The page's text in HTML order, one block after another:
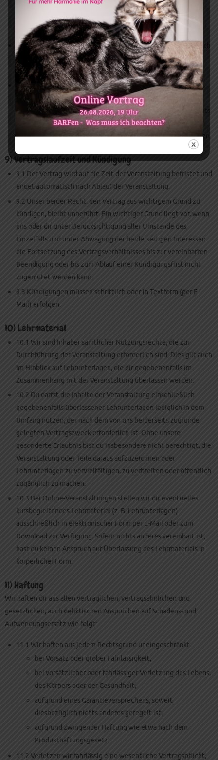
Veranstaltung verlangen, wenn wir in der Lage sind, dir eine
solche Veranstaltung ohne Mehrpreis aus unserem Angebot
anzubieten.
8.3 Die Rechte gemäß vorstehender Ziffer hast du unverzüglich
nach unserer Information über die Leistungsänderung uns
gegenüber geltend zu machen.
8.4 Wir sind berechtigt, die Veranstaltung aus wichtigen
Gründen, wie etwa höherer Gewalt oder Erkrankung des
Kursleiters, kurzfristig gegen volle Erstattung eines ggf. bereits
gezahlten Teilnahmeentgelts abzusagen. Bei Ausfall der
Veranstaltung werden wir uns um einen Ersatztermin bemühen.
9) Vertragslaufzeit und Kündigung
9.1 Der Vertrag wird auf die Zeit der Veranstaltung befristet und
endet automatisch nach Ablauf der Veranstaltung.
9.2 Unser beider Recht, den Vertrag aus wichtigem Grund zu
kündigen, bleibt unberührt. Ein wichtiger Grund liegt vor, wenn
uns oder dir unter Berücksichtigung aller Umstände des
Einzelfalls und unter Abwägung der beiderseitigen Interessen
die Fortsetzung des Vertragsverhältnisses bis zur vereinbarten
Beendigung oder bis zum Ablauf einer Kündigungsfrist nicht
zugemutet werden kann.
9.3 Kündigungen müssen schriftlich oder in Textform (per E-
Mail) erfolgen.
10) Lehrmaterial
10.1 Wir sind Inhaber sämtlicher Nutzungsrechte, die zur
Durchführung der Veranstaltung erforderlich sind. Dies gilt auch
im Hinblick auf Lehrunterlagen, die dir gegebenenfalls im
Zusammenhang mit der Veranstaltung überlassen werden.
10.2 Du darfst die Inhalte der Veranstaltung einschließlich
gegebenenfalls überlassener Lehrunterlagen lediglich in dem
Umfang nutzen, der nach dem von uns beiderseits zugrunde
gelegten Vertragszweck erforderlich ist. Ohne unsere
gesonderte Erlaubnis bist du insbesondere nicht berechtigt, die
Veranstaltung oder Teile daraus aufzuzeichnen oder
Lehrunterlagen zu vervielfältigen, zu verbreiten oder öffentlich
zugänglich zu machen.
10.3 Bei Online-Veranstaltungen stellen wir dir eventuelles
kursbegleitendes Lehrmaterial (z. B. Lehrunterlagen)
ausschließlich in elektronischer Form per E-Mail oder zum
Download zur Verfügung. Sofern nichts anderes vereinbart ist,
hast du keinen Anspruch auf Überlassung des Lehrmaterials in
körperlicher Form.
11) Haftung
Wir haften dir aus allen vertraglichen, vertragsähnlichen und
gesetzlichen, auch deliktischen Ansprüchen auf Schadens- und
Aufwendungsersatz wie folgt:
11.1 Wir haften aus jedem Rechtsgrund uneingeschränkt
bei Vorsatz oder grober Fahrlässigkeit,
bei vorsätzlicher oder fahrlässiger Verletzung des Lebens,
des Körpers oder der Gesundheit,
aufgrund eines Garantieversprechens, soweit
diesbezüglich nichts anderes geregelt ist,
aufgrund zwingender Haftung wie etwa nach dem
Produkthaftungsgesetz.
11.2 Verletzen wir fahrlässig eine wesentliche Vertragspflicht,